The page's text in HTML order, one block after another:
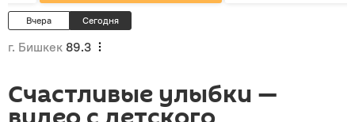
Вчера Сегодня
г. Бишкек 89.3
Счастливые улыбки —